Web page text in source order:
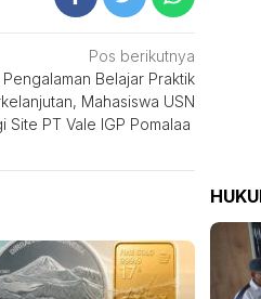
Pos berikutnya
Belajar Praktik
Mahasiswa USN
Site PT Vale IGP Pomalaa